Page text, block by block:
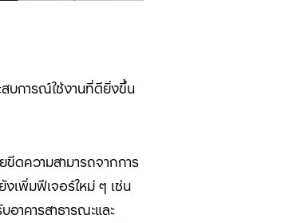
บการณ์ใช้งานที่ดียิ่งขึ้น
ดความสามารถจากการ
ยังเพิ่มฟีเจอร์ใหม่ ๆ เช่น
อาคารสาธารณะและ